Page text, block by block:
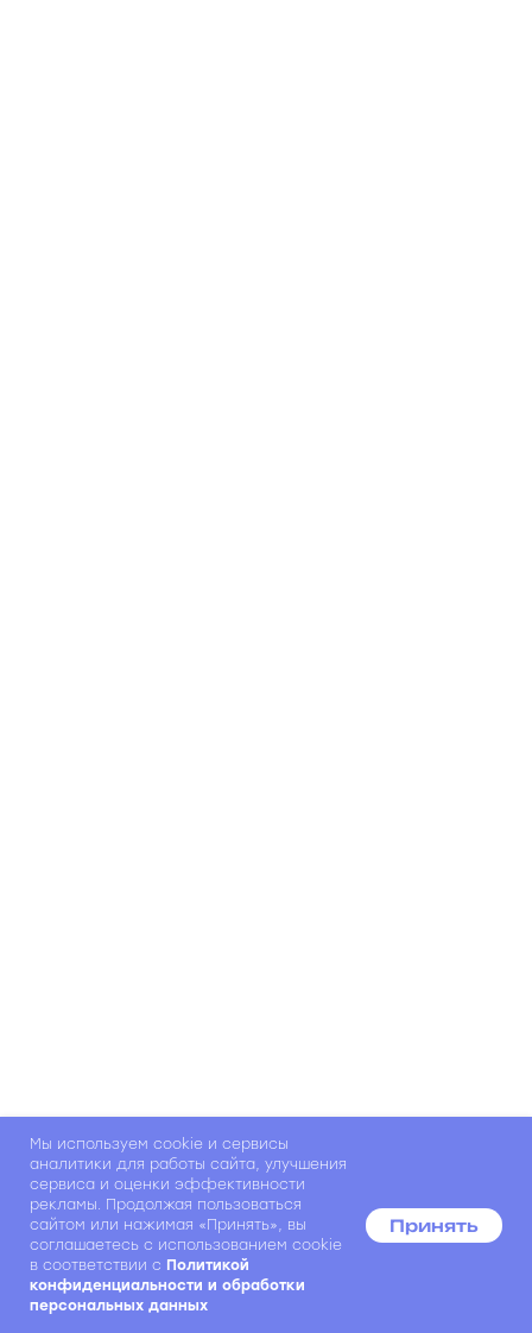
Мы используем cookie и сервисы
аналитики для работы сайта, улучшения
сервиса и оценки эффективности
рекламы. Продолжая пользоваться
сайтом или нажимая «Принять», вы
соглашаетесь с использованием cookie
в соответствии с Политикой
конфиденциальности и обработки
персональных данных
Принять